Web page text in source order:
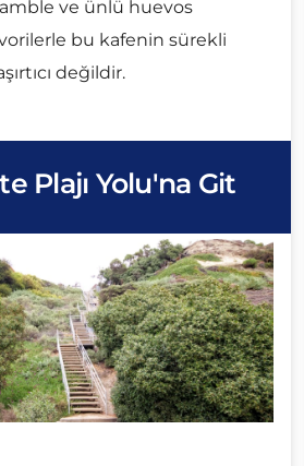
ve ünlü huevos
bu kafenin sürekli
değildir.
Plajı Yolu'na Git